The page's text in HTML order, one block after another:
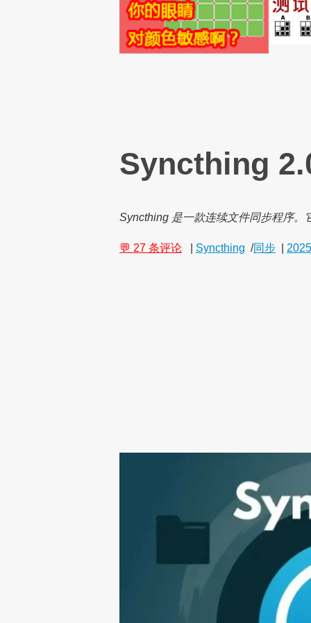
Syncthing
Syncthing 是一款连续文件同步程序。
💬 27 条评论 Syncthing /同步